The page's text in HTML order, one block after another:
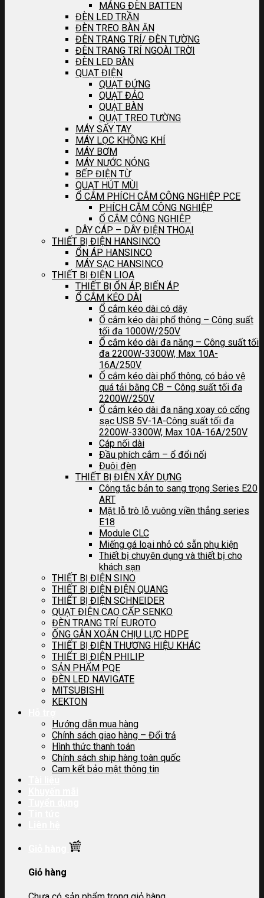
MÁNG ĐÈN BATTEN
ĐÈN LED TRẦN
ĐÈN TREO BÀN ĂN
ĐÈN TRANG TRÍ/ ĐÈN TƯỜNG
ĐÈN TRANG TRÍ NGOÀI TRỜI
ĐÈN LED BÀN
QUẠT ĐIỆN
QUẠT ĐỨNG
QUẠT ĐẢO
QUẠT BÀN
QUẠT TREO TƯỜNG
MÁY SẤY TAY
MÁY LỌC KHÔNG KHÍ
MÁY BƠM
MÁY NƯỚC NÓNG
BẾP ĐIỆN TỪ
QUẠT HÚT MÙI
Ổ CẮM PHÍCH CẮM CÔNG NGHIỆP PCE
PHÍCH CẮM CÔNG NGHIỆP
Ổ CẮM CÔNG NGHIỆP
DÂY CÁP – DÂY ĐIỆN THOẠI
THIẾT BỊ ĐIỆN HANSINCO
ỔN ÁP HANSINCO
MÁY SẠC HANSINCO
THIẾT BỊ ĐIỆN LIOA
THIẾT BỊ ỔN ÁP, BIẾN ÁP
Ổ CẮM KÉO DÀI
Ổ cắm kéo dài có dây
Ổ cắm kéo dài phổ thông – Công suất
tối đa 1000W/250V
Ổ cắm kéo dài đa năng – Công suất tối
đa 2200W-3300W, Max 10A-
16A/250V
Ổ cắm kéo dài phổ thông, có bảo vệ
quá tải bằng CB – Công suất tối đa
2200W/250V
Ổ cắm kéo dài đa năng xoay có cổng
sạc USB 5V-1A-Công suất tối đa
2200W-3300W, Max 10A-16A/250V
Cáp nối dài
Đầu phích cắm – ổ đổi nối
Đuôi đèn
THIẾT BỊ ĐIÊN XÂY DỰNG
Công tắc bản to sang trọng Series E20
ART
Mặt lỗ trò lỗ vuông viền thẳng series
E18
Module CLC
Miếng gá loại nhỏ có sẵn phụ kiện
Thiết bị chuyên dụng và thiết bị cho
khách sạn
THIẾT BỊ ĐIỆN SINO
THIẾT BỊ ĐIỆN ĐIỆN QUANG
THIẾT BỊ ĐIỆN SCHNEIDER
QUẠT ĐIỆN CAO CẤP SENKO
ĐÈN TRANG TRÍ EUROTO
ỐNG GÂN XOẮN CHỊU LỰC HDPE
THIẾT BỊ ĐIỆN THƯƠNG HIỆU KHÁC
THIẾT BỊ ĐIỆN PHILIP
SẢN PHẨM PQE
ĐÈN LED NAVIGATE
MITSUBISHI
KEKTON
Hướng dẫn mua hàng
Chính sách giao hàng – Đổi trả
Hình thức thanh toán
Chính sách ship hàng toàn quốc
Cam kết bảo mật thông tin
Giỏ hàng